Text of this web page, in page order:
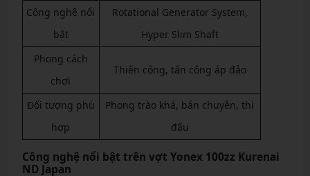
Công nghệ nổi
bật
Rotational Generator System,
Hyper Slim Shaft
Phong cách
chơi
Thiên công, tấn công áp đảo
Đối tượng phù
hợp
Phong trào khá, bán chuyên, thi
đấu
Công nghệ nổi bật trên vợt Yonex 100zz Kurenai
ND Japan